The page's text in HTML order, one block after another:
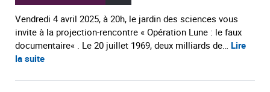
Vendredi 4 avril 2025, à 20h, le jardin des sciences vous
invite à la projection-rencontre « Opération Lune : le faux
documentaire« . Le 20 juillet 1969, deux milliards de… Lire
la suite